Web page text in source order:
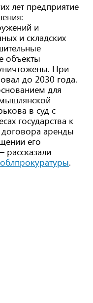
лет предприятие
и
и складских
объекты
При
до 2030 года.
для
в суд с
государства к
аренды
его
.